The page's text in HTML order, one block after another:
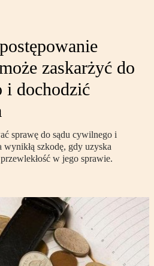
zaskarżyć do
i dochodzić
sprawę do sądu cywilnego i
szkodę, gdy uzyska
w jego sprawie.